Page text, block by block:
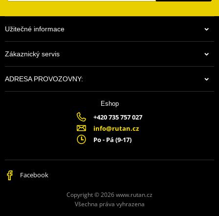
Užitečné informace
Zákaznický servis
ADRESA PROVOZOVNY:
Eshop
+420 735 757 027
info@rutan.cz
Po - Pá (9-17)
Facebook
Copyright © 2026 www.rutan.cz
Všechna práva vyhrazena